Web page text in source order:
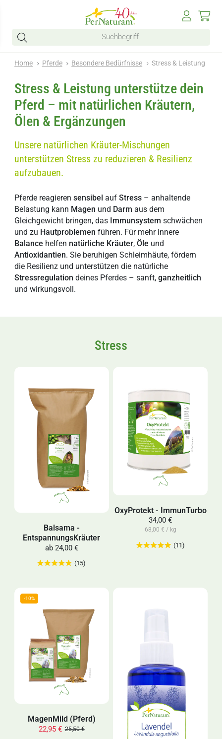
Home Pferde Besondere Bedürfnisse Stress & Leistung
Stress & Leistung unterstütze dein
Pferd – mit natürlichen Kräutern,
Ölen & Ergänzungen
Unsere natürlichen Kräuter-Mischungen
unterstützen Stress zu reduzieren & Resilienz
aufzubauen.
Pferde reagierensensibelaufStress – anhaltende
Belastung kann Magen und Darmaus dem
Gleichgewicht bringen, das Immunsystemschwächen
und zu Hautproblemenführen. Für mehr innere
Balance helfen natürliche Kräuter,Öle und
Antioxidantien. Sie beruhigen Schleimhäute, fördern
die Resilienz und unterstützen die natürliche
Stressregulationdeines Pferdes – sanft,ganzheitlich
und wirkungsvoll.
Stress
Balsama -
EntspannungsKräuter
ab24,00 €
(15)
OxyProtekt - ImmunTurbo
34,00 €
68,00 € / kg
(11)
MagenMild (Pferd)
25,50 €
22,95 €